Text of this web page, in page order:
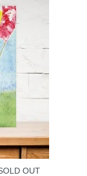
OUT